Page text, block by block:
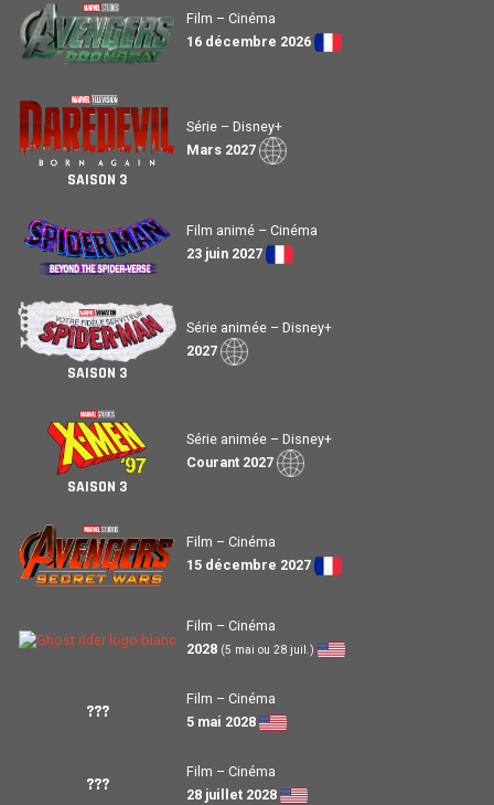
Film – Cinéma
16 décembre 2026
SAISON 3
Série – Disney+
Mars 2027
Film animé – Cinéma
23 juin 2027
SAISON 3
Série animée – Disney+
2027
SAISON 3
Série animée – Disney+
Courant 2027
Film – Cinéma
15 décembre 2027
Film – Cinéma
2028 (5 mai ou 28 juil.)
???
Film – Cinéma
5 mai 2028
???
Film – Cinéma
28 juillet 2028